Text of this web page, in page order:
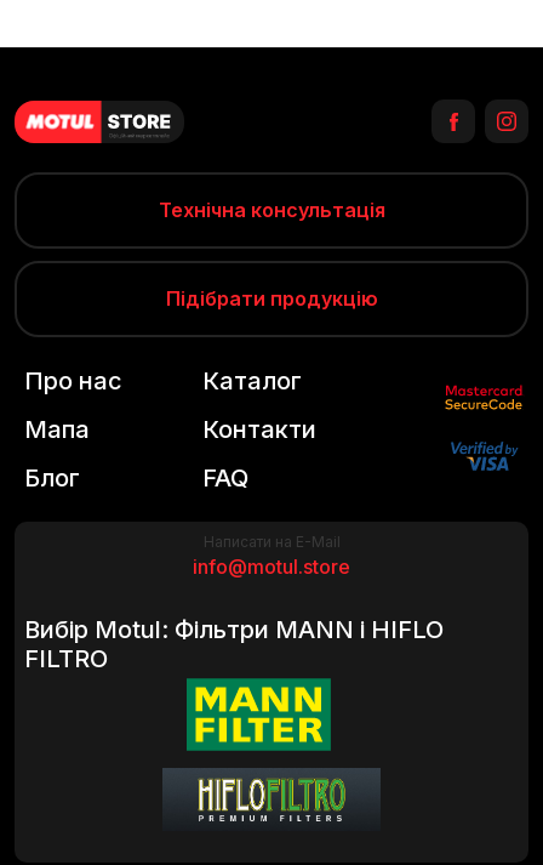
Технічна консультація
Підібрати продукцію
Написати на E-Mail
info@motul.store
Вибір Motul: Фільтри MANN і HIFLO
FILTRO
Про нас
Мапа
Блог
Каталог
Контакти
FAQ